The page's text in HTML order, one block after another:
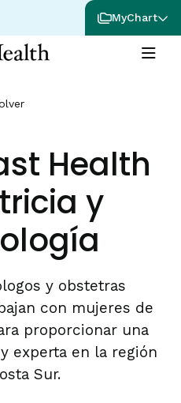
MyChart
Health
y
y obstetras
con mujeres de
proporcionar una
experta en la región
Sur.